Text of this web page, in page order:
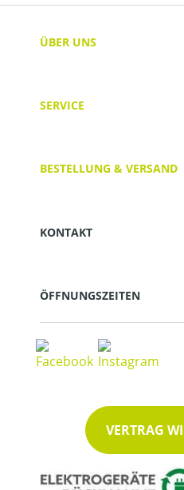
ÜBER UNS
SERVICE
BESTELLUNG & VERSAND
KONTAKT
ÖFFNUNGSZEITEN
VERTRAG